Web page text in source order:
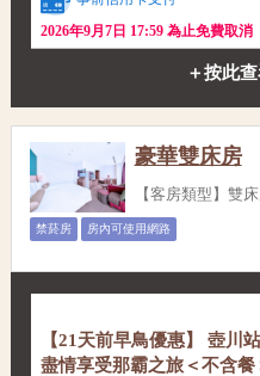
2026年9月7日 17:59 為止免費取消
＋按此
豪華雙床房
【客房類型】雙
禁菸房 房內可使用網路
【21天前早鳥優惠】 壺川
盡情享受那霸之旅＜不含餐